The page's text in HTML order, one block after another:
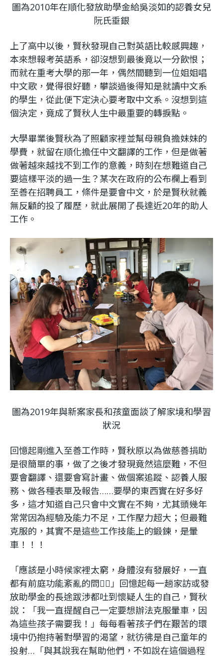
圖為2010年在順化發放助學金給吳淡如的認養女兒
阮氏垂銀
上了高中以後，賢秋發現自己對英語比較感興趣，
本來想報考英語系，卻沒想到最後竟以一分飲恨；
而就在重考大學的那一年，偶然間聽到一位姐姐唱
中文歌，覺得很好聽，攀談過後得知是就讀中文系
的學生，從此便下定決心要考取中文系。沒想到這
個決定，竟成了賢秋人生中最重要的轉捩點。
大學畢業後賢秋為了照顧家裡並幫母親負擔妹妹的
學費，就留在順化擔任中文翻譯的工作，但是做著
做著越來越找不到工作的意義，時刻在想難道自己
要這樣平淡的過一生？某次在政府的公布欄上看到
至善在招聘員工，條件是要會中文，於是賢秋就義
無反顧的投了履歷，就此展開了長達近20年的助人
工作。
圖為2019年與新案家長和孩童面談了解家境和學習
狀況
回憶起剛進入至善工作時，賢秋原以為做慈善捐助
是很簡單的事，做了之後才發現竟然這麼難，不但
要會翻譯、還要會寫計畫、做個案追蹤、認養人服
務、做各種表單及報告……要學的東西實在好多好
多，這才知道自己只會中文實在不夠，尤其頭幾年
常常因為經驗及能力不足，工作壓力超大；但最難
克服的，其實不是這些工作技能上的鍛鍊，是暈
車！！！
「應該是小時候家裡太窮，身體沒有發展好，一直
都有前庭功能紊亂的問題〪」回憶起每一趟家訪或發
放助學金的長途跋涉都吐到懷疑人生的自己，賢秋
說：「我一直提醒自己一定要想辦法克服暈車，因
為這些孩子需要我！」每每看著孩子們在艱苦的環
境中仍抱持著對學習的渴望，就彷彿是自己童年的
投射…「與其說我在幫助他們，不如說在這個過程